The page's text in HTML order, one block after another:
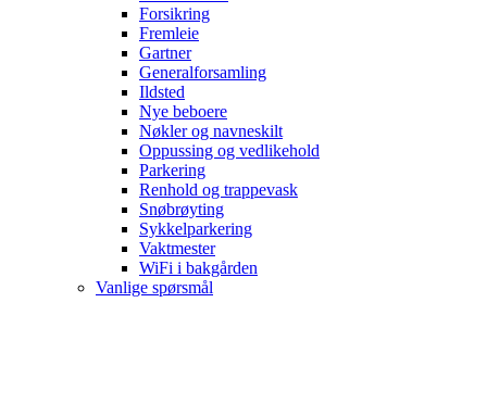
Forsikring
Fremleie
Gartner
Generalforsamling
Ildsted
Nye beboere
Nøkler og navneskilt
Oppussing og vedlikehold
Parkering
Renhold og trappevask
Snøbrøyting
Sykkelparkering
Vaktmester
WiFi i bakgården
Vanlige spørsmål